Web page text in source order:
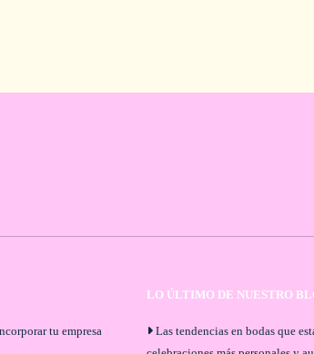
tu empresa
LO ÚLTIMO DE NUESTRO
Las tendencias en bodas que